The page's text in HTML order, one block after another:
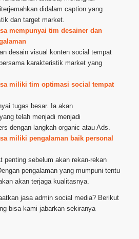
didalam caption yang
dan target market.
mempunyai tim desainer dan
desain visual konten social tempat
karakteristik market yang
miliki tim optimasi social tempat
tugas besar. Ia akan
telah menjadi menjadi
dengan langkah organic atau Ads.
miliki pengalaman baik personal
penting sebelum akan rekan-rekan
pengalaman yang mumpuni tentu
akan terjaga kualitasnya.
jasa admin social media? Berikut
bisa kami jabarkan sekiranya